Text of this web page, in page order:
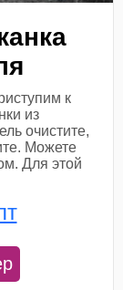
к
из
очистите,
Можете
Для этой